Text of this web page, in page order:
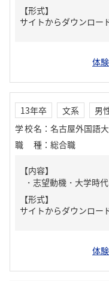
【形式】
サイトからダウンロー
体
13年卒 文系
男
学校名 ： 名古屋外国語
職種 ： 総合職
【内容】
・志望動機・大学時
【形式】
サイトからダウンロー
体